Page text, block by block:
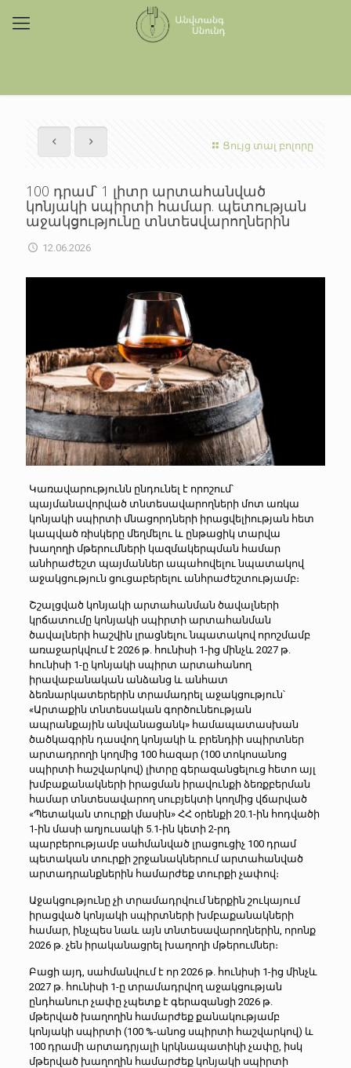
Ցույց տալ բոլորը
100 դրամ՝ 1 լիտր արտահանված
կոնյակի սպիրտի համար. պետության
աջակցությունը տնտեսվարողներին
12.06.2026
Կառավարությունն ընդունել է որոշում՝
պայմանավորված տնտեսավարողների մոտ առկա
կոնյակի սպիրտի մնացորդների իրացվելիության հետ
կապված ռիսկերը մեղմելու և ընթացիկ տարվա
խաղողի մթերումների կազմակերպման համար
անհրաժեշտ պայմաններ ապահովելու նպատակով
աջակցություն ցուցաբերելու անհրաժեշտությամբ։
Շշալցված կոնյակի արտահանման ծավալների
կրճատումը կոնյակի սպիրտի արտահանման
ծավալների հաշվին լրացնելու նպատակով որոշմամբ
առաջարկվում է 2026 թ. հունիսի 1-ից մինչև 2027 թ.
հունիսի 1-ը կոնյակի սպիրտ արտահանող
իրավաբանական անձանց և անհատ
ձեռնարկատերերին տրամադրել աջակցություն՝
«Արտաքին տնտեսական գործունեության
ապրանքային անվանացանկ» համապատասխան
ծածկագրին դասվող կոնյակի և բրենդիի սպիրտներ
արտադրողի կողմից 100 հազար (100 տոկոսանոց
սպիրտի հաշվարկով) լիտրը գերազանցելուց հետո այլ
խմբաքանակների իրացման իրավունքի ձեռքբերման
համար տնտեսավարող սուբյեկտի կողմից վճարված
«Պետական տուրքի մասին» ՀՀ օրենքի 20.1-ին հոդվածի
1-ին մասի աղյուսակի 5.1-ին կետի 2-րդ
պարբերությամբ սահմանված լրացուցիչ 100 դրամ
պետական տուրքի շրջանակներում արտահանված
արտադրանքներին համարժեք տուրքի չափով։
Աջակցությունը չի տրամադրվում ներքին շուկայում
իրացված կոնյակի սպիրտների խմբաքանակների
համար, ինչպես նաև այն տնտեսավարողներին, որոնք
2026 թ. չեն իրականացրել խաղողի մթերումներ։
Բացի այդ, սահմանվում է որ 2026 թ. հունիսի 1-ից մինչև
2027 թ. հունիսի 1-ը տրամադրվող աջակցության
ընդհանուր չափը չպետք է գերազանցի 2026 թ.
մթերված խաղողին համարժեք քանակությամբ
կոնյակի սպիրտի (100 %-անոց սպիրտի հաշվարկով) և
100 դրամի արտադրյալի կրկնապատիկի չափը, իսկ
մթերված խաղողին համարժեք կոնյակի սպիրտի